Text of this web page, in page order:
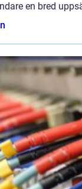
en bred